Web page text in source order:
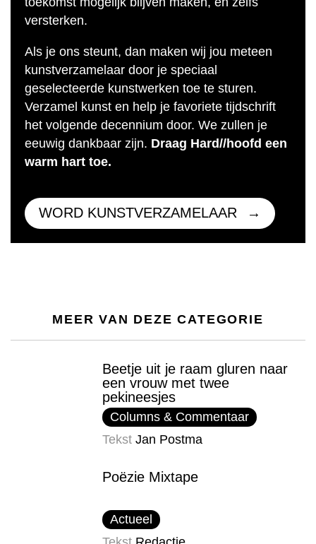
versterken.
Als je ons steunt, dan maken wij jou meteen
kunstverzamelaar door je speciaal
geselecteerde kunstwerken toe te sturen.
Verzamel kunst en help je favoriete tijdschrift
het volgende decennium door. We zullen je
eeuwig dankbaar zijn. Draag Hard//hoofd een
warm hart toe.
WORD KUNSTVERZAMELAAR
MEER VAN DEZE CATEGORIE
Beetje uit je raam gluren naar
een vrouw met twee
pekineesjes
Columns & Commentaar
Tekst Jan Postma
Poëzie Mixtape
Actueel